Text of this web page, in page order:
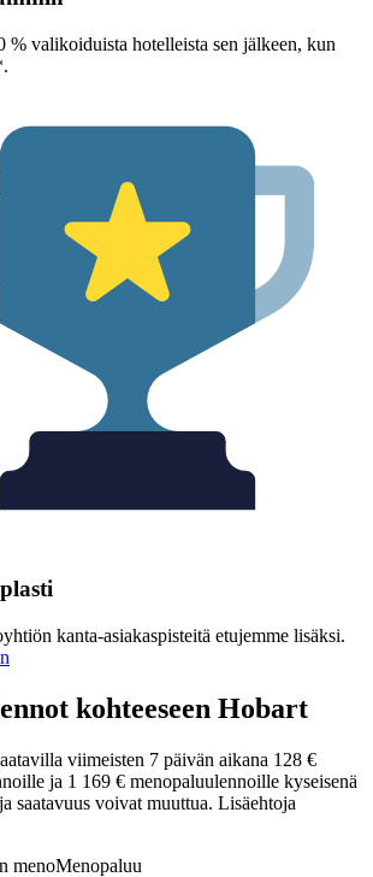
% valikoiduista hotelleista sen jälkeen, kun
kanta-asiakaspisteitä etujemme lisäksi.
kohteeseen Hobart
viimeisten 7 päivän aikana 128 €
ja 1 169 € menopaluulennoille kyseisenä
saatavuus voivat muuttua. Lisäehtoja
menoMenopaluu